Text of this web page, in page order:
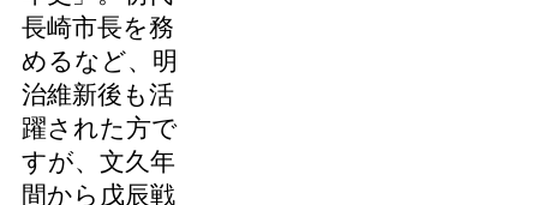
長崎市長を務
めるなど、明
治維新後も活
躍された方で
すが、文久年
間から戊辰戦